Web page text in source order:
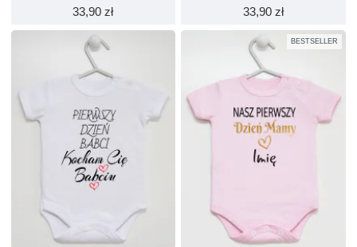
33,90 zł 33,90 zł
BESTSELLER